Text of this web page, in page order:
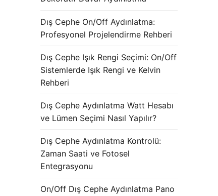
Dış Cephe On/Off Aydınlatma:
Profesyonel Projelendirme Rehberi
Dış Cephe Işık Rengi Seçimi: On/Off
Sistemlerde Işık Rengi ve Kelvin
Rehberi
Dış Cephe Aydınlatma Watt Hesabı
ve Lümen Seçimi Nasıl Yapılır?
Dış Cephe Aydınlatma Kontrolü:
Zaman Saati ve Fotosel
Entegrasyonu
On/Off Dış Cephe Aydınlatma Pano